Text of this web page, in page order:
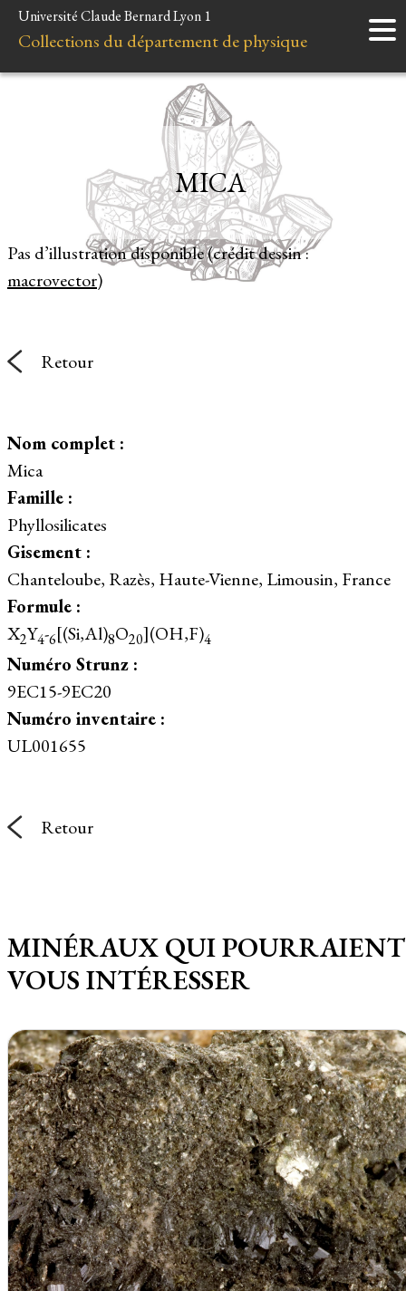
Accueil
Instruments
Liens et ressources
Université Claude Bernard Lyon 1
Collections du département de physique
Pas d’illustration disponible (crédit dessin :
macrovector)
MICA
Retour
Nom complet :
Mica
Famille :
Phyllosilicates
Gisement :
Chanteloube, Razès, Haute-Vienne, Limousin, France
Formule :
X2Y4-6[(Si,Al)8O20](OH,F)4
Numéro Strunz :
9EC15-9EC20
Numéro inventaire :
UL001655
Retour
MINÉRAUX QUI POURRAIENT
VOUS INTÉRESSER